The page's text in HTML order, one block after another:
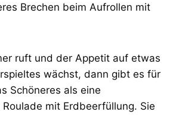
Brechen beim Aufrollen mit
ruft und der Appetit auf etwas
wächst, dann gibt es für
Schöneres als eine
mit Erdbeerfüllung. Sie